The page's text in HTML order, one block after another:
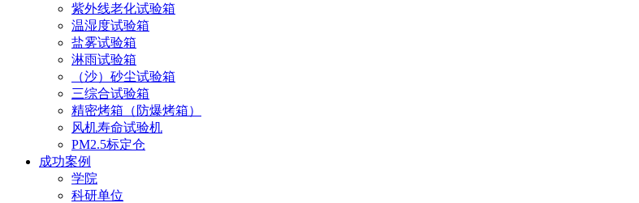
紫外线老化试验箱
温湿度试验箱
盐雾试验箱
淋雨试验箱
（沙）砂尘试验箱
三综合试验箱
精密烤箱（防爆烤箱）
风机寿命试验机
PM2.5标定仓
成功案例
学院
科研单位